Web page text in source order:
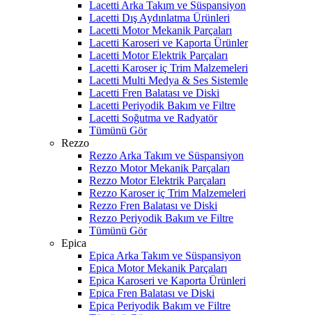
Lacetti Arka Takım ve Süspansiyon
Lacetti Dış Aydınlatma Ürünleri
Lacetti Motor Mekanik Parçaları
Lacetti Karoseri ve Kaporta Ürünler
Lacetti Motor Elektrik Parçaları
Lacetti Karoser iç Trim Malzemeleri
Lacetti Multi Medya & Ses Sistemle
Lacetti Fren Balatası ve Diski
Lacetti Periyodik Bakım ve Filtre
Lacetti Soğutma ve Radyatör
Tümünü Gör
Rezzo
Rezzo Arka Takım ve Süspansiyon
Rezzo Motor Mekanik Parçaları
Rezzo Motor Elektrik Parçaları
Rezzo Karoser iç Trim Malzemeleri
Rezzo Fren Balatası ve Diski
Rezzo Periyodik Bakım ve Filtre
Tümünü Gör
Epica
Epica Arka Takım ve Süspansiyon
Epica Motor Mekanik Parçaları
Epica Karoseri ve Kaporta Ürünleri
Epica Fren Balatası ve Diski
Epica Periyodik Bakım ve Filtre